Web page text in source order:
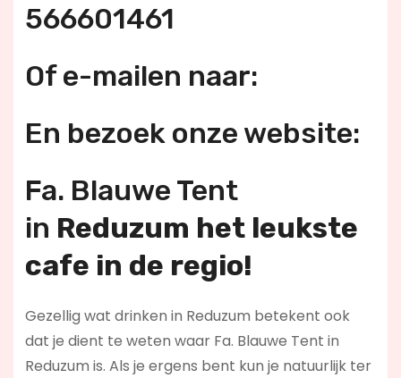
566601461
Of e-mailen naar:
En bezoek onze website:
Fa. Blauwe Tent
in Reduzum het leukste
cafe in de regio!
Gezellig wat drinken in Reduzum betekent ook
dat je dient te weten waar Fa. Blauwe Tent in
Reduzum is. Als je ergens bent kun je natuurlijk ter